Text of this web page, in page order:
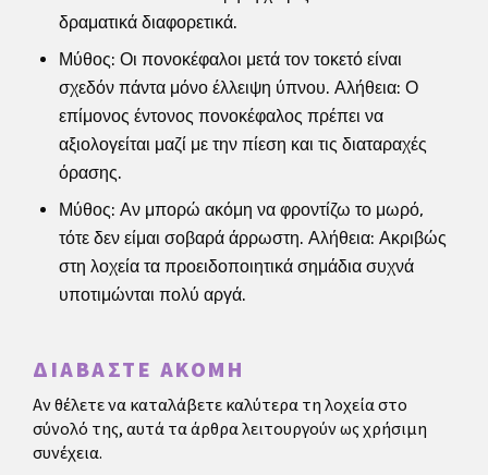
δραματικά διαφορετικά.
Μύθος: Οι πονοκέφαλοι μετά τον τοκετό είναι
σχεδόν πάντα μόνο έλλειψη ύπνου. Αλήθεια: Ο
επίμονος έντονος πονοκέφαλος πρέπει να
αξιολογείται μαζί με την πίεση και τις διαταραχές
όρασης.
Μύθος: Αν μπορώ ακόμη να φροντίζω το μωρό,
τότε δεν είμαι σοβαρά άρρωστη. Αλήθεια: Ακριβώς
στη λοχεία τα προειδοποιητικά σημάδια συχνά
υποτιμώνται πολύ αργά.
ΔΙΑΒΆΣΤΕ ΑΚΌΜΗ
Αν θέλετε να καταλάβετε καλύτερα τη λοχεία στο
σύνολό της, αυτά τα άρθρα λειτουργούν ως χρήσιμη
συνέχεια.